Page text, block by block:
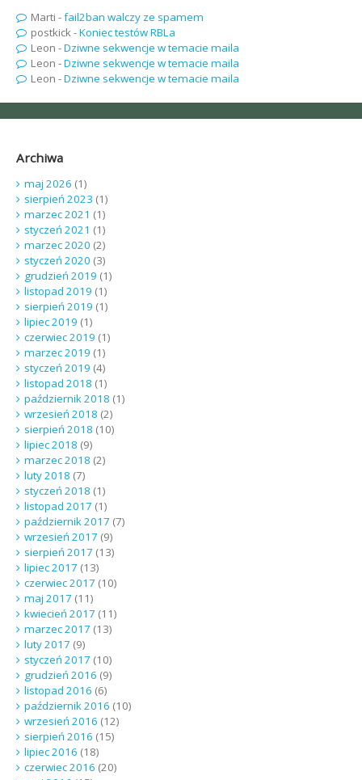
Marti -fail2ban walczy ze spamem
postkick-Koniec testów RBLa
Leon -Dziwne sekwencje w temacie maila
Leon -Dziwne sekwencje w temacie maila
Leon -Dziwne sekwencje w temacie maila
Archiwa
maj 2026 (1)
sierpień 2023 (1)
marzec 2021 (1)
styczeń 2021 (1)
marzec 2020 (2)
styczeń 2020 (3)
grudzień 2019 (1)
listopad 2019 (1)
sierpień 2019 (1)
lipiec 2019 (1)
czerwiec 2019 (1)
marzec 2019 (1)
styczeń 2019 (4)
listopad 2018 (1)
październik 2018 (1)
wrzesień 2018 (2)
sierpień 2018 (10)
lipiec 2018 (9)
marzec 2018 (2)
luty 2018 (7)
styczeń 2018 (1)
listopad 2017 (1)
październik 2017 (7)
wrzesień 2017 (9)
sierpień 2017 (13)
lipiec 2017 (13)
czerwiec 2017 (10)
maj 2017 (11)
kwiecień 2017 (11)
marzec 2017 (13)
luty 2017 (9)
styczeń 2017 (10)
grudzień 2016 (9)
listopad 2016 (6)
październik 2016 (10)
wrzesień 2016 (12)
sierpień 2016 (15)
lipiec 2016 (18)
czerwiec 2016 (20)